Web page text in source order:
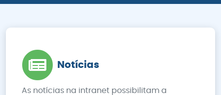
Notícias
As notícias na intranet possibilitam a